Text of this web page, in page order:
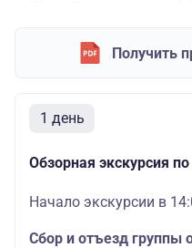
Получить
1 день
Обзорная экскурсия
Начало экскурсии в
Сбор и отъезд группы